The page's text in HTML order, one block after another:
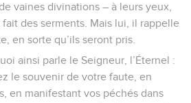
vaines divinations – à leurs yeux,
des serments. Mais lui, il rappelle
en sorte qu’ils seront pris.
ainsi parle le Seigneur, l’Éternel :
le souvenir de votre faute, en
en manifestant vos péchés dans